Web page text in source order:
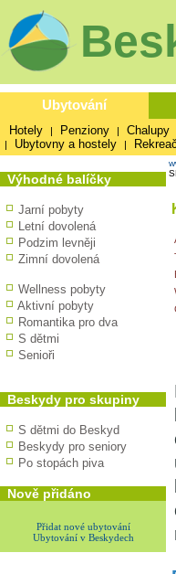
Ubytování
Hotely | Penziony | Chalupy
| Ubytovny a hostely |
Výhodné balíčky
Jarní pobyty
Letní dovolená
Podzim levněji
Zimní dovolená
Wellness pobyty
Aktivní pobyty
Romantika pro dva
S dětmi
Senioři
Beskydy pro skupiny
S dětmi do Beskyd
Beskydy pro seniory
Po stopách piva
Nově přidáno
Přidat nové ubytování
Ubytování v Beskydech